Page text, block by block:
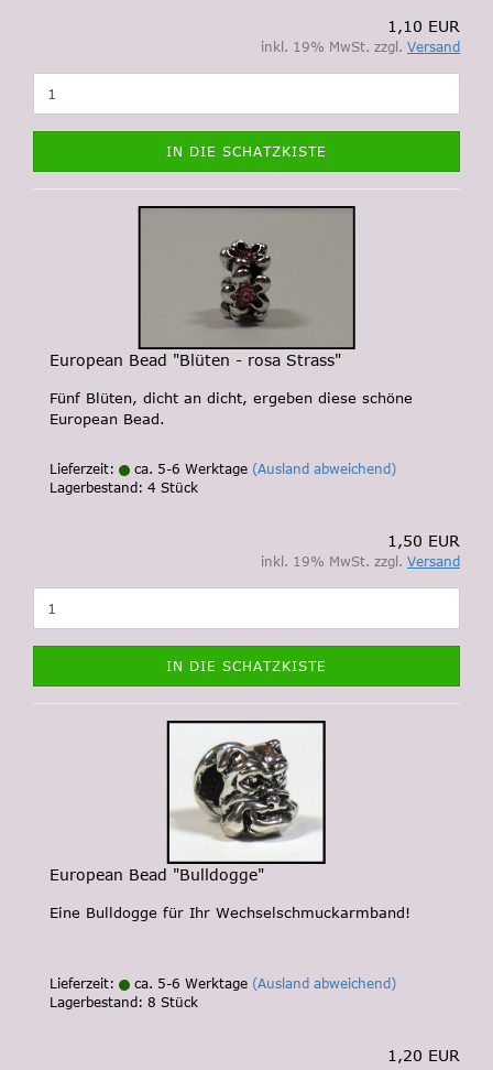
1,10 EUR
inkl. 19% MwSt. zzgl. Versand
IN DIE SCHATZKISTE
European Bead "Blüten - rosa Strass"
Fünf Blüten, dicht an dicht, ergeben diese schöne
European Bead.
Lieferzeit: ca. 5-6 Werktage (Ausland abweichend)
Lagerbestand: 4 Stück
1,50 EUR
inkl. 19% MwSt. zzgl. Versand
IN DIE SCHATZKISTE
European Bead "Bulldogge"
Eine Bulldogge für Ihr Wechselschmuckarmband!
Lieferzeit: ca. 5-6 Werktage (Ausland abweichend)
Lagerbestand: 8 Stück
1,20 EUR